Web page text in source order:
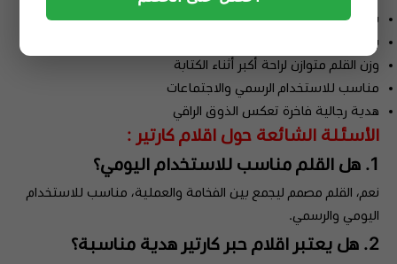
شعار Cartier محفور بدقة يعكس الأصالة
يوفر قلم حبر كارتير كتابة ناعمة وانسيابية مثالية للاستخدام اليومي
وزن القلم متوازن لراحة أكبر أثناء الكتابة
مناسب للاستخدام الرسمي والاجتماعات
هدية رجالية فاخرة تعكس الذوق الراقي
الأسئلة الشائعة حول اقلام كارتير :
1. هل القلم مناسب للاستخدام اليومي؟
نعم، القلم مصمم ليجمع بين الفخامة والعملية، مناسب للاستخدام
اليومي والرسمي.
2. هل يعتبر اقلام حبر كارتير هدية مناسبة؟